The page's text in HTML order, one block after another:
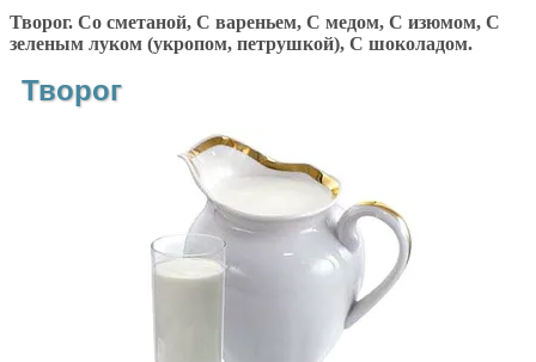
Творог. Со сметаной, С вареньем, С медом, С изюмом, С
зеленым луком (укропом, петрушкой), С шоколадом.
Творог